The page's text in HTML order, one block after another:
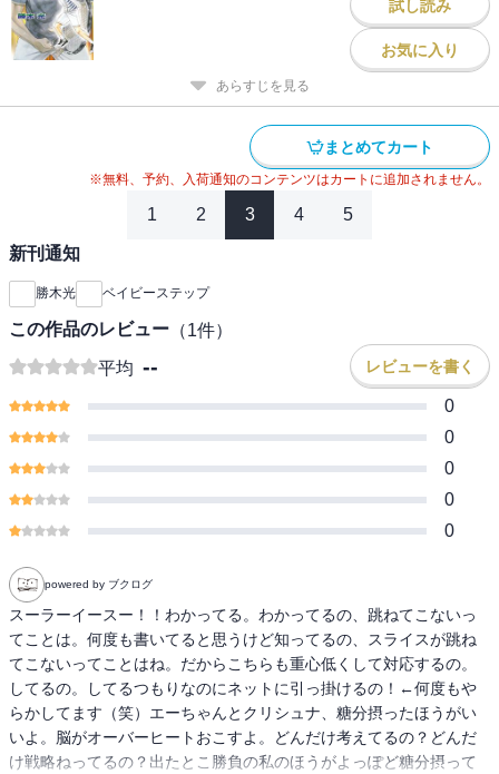
試し読み
お気に入り
あらすじを見る
まとめてカート
※無料、予約、入荷通知のコンテンツはカートに追加されません。
1 2 3 4 5
新刊通知
勝木光 ベイビーステップ
この作品のレビュー （1件）
平均 -- レビューを書く
0
0
0
0
0
powered by ブクログ
スーラーイースー！！わかってる。わかってるの、跳ねてこないっ
てことは。何度も書いてると思うけど知ってるの、スライスが跳ね
てこないってことはね。だからこちらも重心低くして対応するの。
してるの。してるつもりなのにネットに引っ掛けるの！←何度もや
らかしてます（笑）エーちゃんとクリシュナ、糖分摂ったほうがい
いよ。脳がオーバーヒートおこすよ。どんだけ考えてるの？どんだ
け戦略ねってるの？出たとこ勝負の私のほうがよっぽど糖分摂って